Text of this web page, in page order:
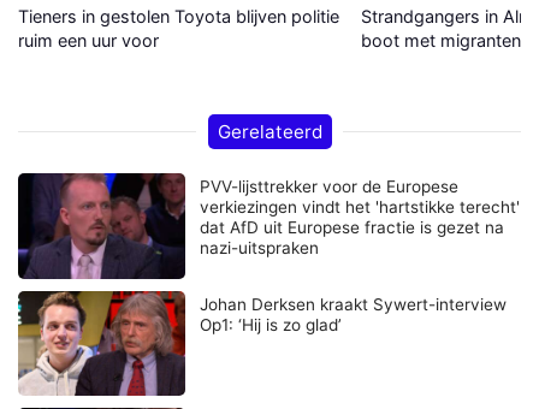
Tieners in gestolen Toyota blijven politie
ruim een uur voor
Strandgangers in
boot met migranten
Gerelateerd
PVV-lijsttrekker voor de Europese
verkiezingen vindt het 'hartstikke terecht'
dat AfD uit Europese fractie is gezet na
nazi-uitspraken
Johan Derksen kraakt Sywert-interview
Op1: ‘Hij is zo glad’